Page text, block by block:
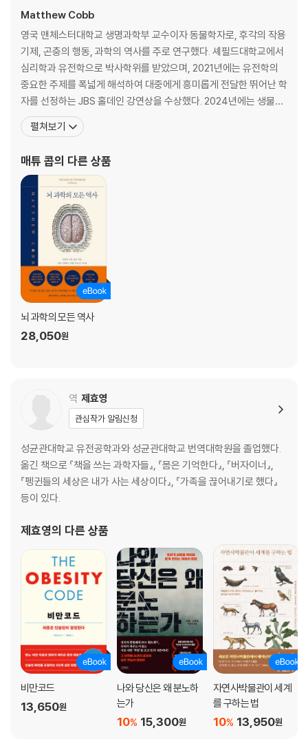
17장. 관점
감사의 말
용어 풀이
찾아보기
미주
Matthew Cobb
영국 맨체스터대학교 생명과학부 교수이자 동물학자로, 후각의 작용
기제, 곤충의 행동, 과학의 역사를 주로 연구했다. 셰필드대학교에서
심리학과 유전학으로 박사학위를 받았으며, 2021년에는 유전학의
중요한 주제를 폭넓게 해석하여 대중에게 흥미롭게 전달한 뛰어난 학
자를 선정하는 JBS 홀데인 강연상을 수상했다. 2024년에는 생물학
의 역사를 기록한 공로를 인정받아 과학의 역사와 철학 및 과학의 사
회적 역할과 관련된 연구에서 탁월한 업적을 이룬 학자에게 수여하는
『뇌 과학의 모든 역사』, 『생명의 위대한 비밀』,
펼쳐보기
매튜 콥의 다른 상품
뇌 과학의 모든 역사
28,050원
역 제효영
관심작가 알림신청
성균관대학교 유전공학과와 성균관대학교 번역대학원을 졸업했다.
옮긴 책으로 『책을 쓰는 과학자들』, 『몸은 기억한다』, 『버자이너』,
『펭귄들의 세상은 내가 사는 세상이다』, 『가족을 끊어내기로 했다』
등이 있다.
제효영의 다른 상품
비만코드
13,650원
나와 당신은 왜 분노하
는가
15,300원
10%
자연사박물관이 세계
를 구하는 법
13,950원
10%